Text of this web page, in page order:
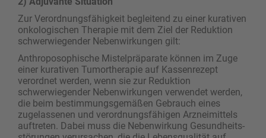
Zur Verordnungsfähigkeit begleitend zu einer ­kura­tiven
onkologischen Therapie mit dem Ziel der Reduktion
schwerwiegender Nebenwirkungen gilt:
Anthroposophische Mistelpräparate können im Zuge
einer kurativen Tumortherapie auf Kassen­rezept
verordnet werden, wenn sie zur Reduktion
schwerwiegender Nebenwirkungen verwendet werden,
die beim bestimmungsgemäßen Gebrauch eines
zugelassenen und verordnungs­fähigen ­Arzneimittels
auftreten. Dabei muss die Neben­wirkung Gesund­heits­